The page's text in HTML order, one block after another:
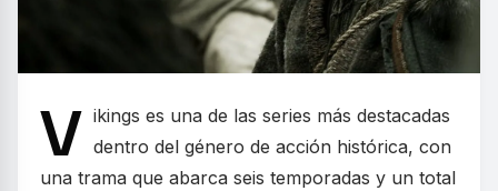
V ikings es una de las series más destacadas
dentro del género de acción histórica, con
una trama que abarca seis temporadas y un total